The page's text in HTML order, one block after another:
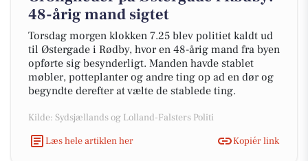
48-årig mand sigtet
Torsdag morgen klokken 7.25 blev politiet kaldt ud
til Østergade i Rødby, hvor en 48-årig mand fra byen
opførte sig besynderligt. Manden havde stablet
møbler, potteplanter og andre ting op ad en dør og
begyndte derefter at vælte de stablede ting.
Kilde: Sydsjællands og Lolland-Falsters Politi
Læs hele artiklen her
Kopiér link